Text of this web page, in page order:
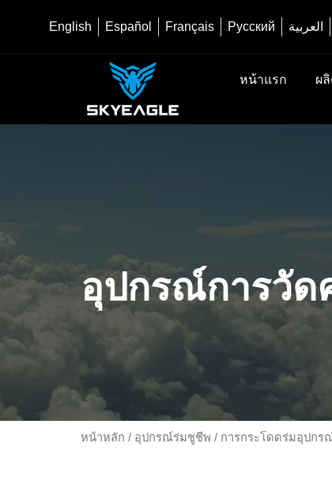
English Español Français Русский العربية
หน้าแรก ผ
อุปกรณ์การวัด
หน้าหลัก / อุปกรณ์ร่มชูชีพ / การกระโดดร่มอุปกร